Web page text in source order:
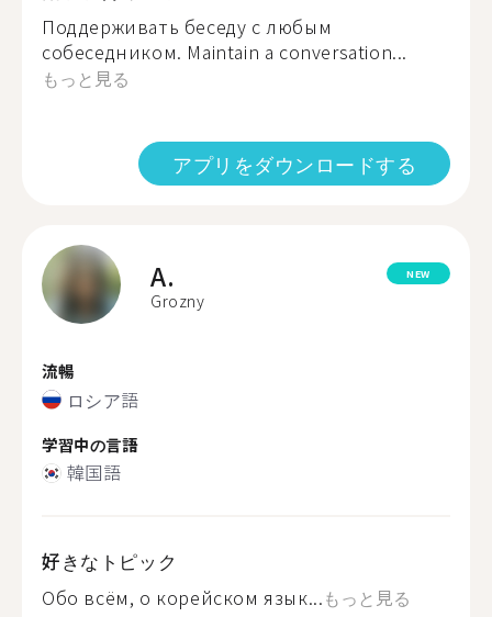
Поддерживать беседу с любым
собеседником. Maintain a conversation...
もっと見る
アプリをダウンロードする
A.
Grozny
NEW
流暢
ロシア語
学習中の言語
韓国語
好きなトピック
Обо всём, о корейском язык...もっと見る